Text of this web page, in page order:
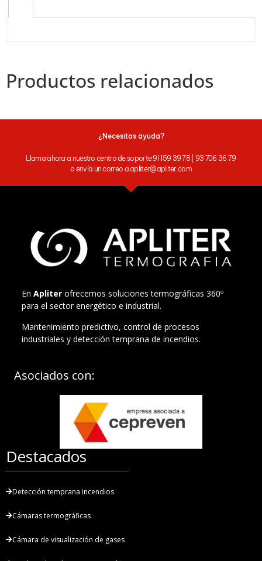
Productos relacionados
¿Necesitas ayuda?
Llama ahora a nuestro centro de soporte 91 159 39 78 | 93 706 36 79
o envía un correo a apliter@apliter.com
En Apliter ofrecemos soluciones termográficas 360º
para el sector energético e industrial.
Mantenimiento predictivo, control de procesos
industriales y detección temprana de incendios.
Asociados con:
Destacados
Detección temprana incendios
Cámaras termográficas
Cámara de visualización de gases